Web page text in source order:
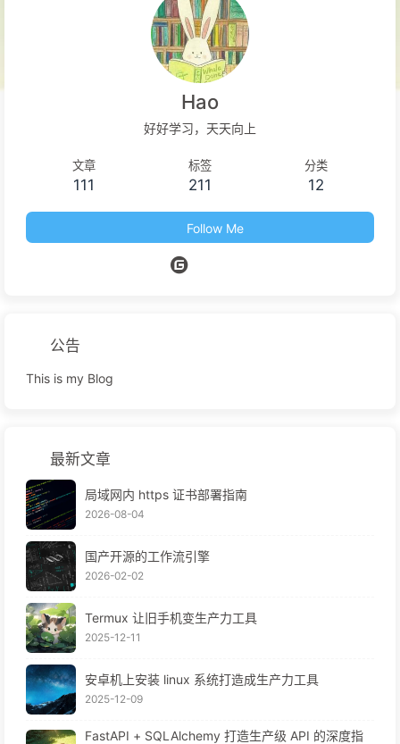
择工具，精确捕捉窗口、特定 UI 元素或全屏 - 完美适用于像素
级文档和快速分享。 贴到屏幕： 将图像、文本、颜色和文件像
便签一样贴到屏幕上，随时提供即时参考，激发您的创造力。 从
图像中提取文本： 直接从 PixPin 便签中选择并复制文本，或在
用标记突出重点，使用序号显示顺序，马赛克隐藏敏感信息等 -
轻松通过视觉传达您的意图。 快速贴图截图（会员功能）： 需
要快速的视觉便签？使用我们的全局鼠标功能，只需在任何软件
中按 WIN + 拖动（左键）即...
Hao
好好学习，天天向上
文章
111
标签
211
分类
12
Follow Me
公告
This is my Blog
最新文章
局域网内 https 证书部署指南
2026-08-04
国产开源的工作流引擎
2026-02-02
Termux 让旧手机变生产力工具
2025-12-11
安卓机上安装 linux 系统打造成生产力工具
2025-12-09
FastAPI + SQLAlchemy 打造生产级 API 的深度指